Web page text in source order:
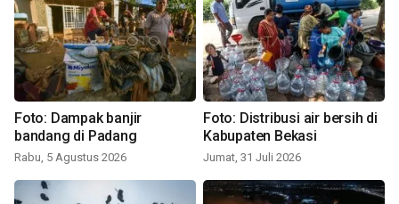
Foto: Dampak banjir
bandang di Padang
Rabu, 5 Agustus 2026
Foto: Distribusi air bersih di
Kabupaten Bekasi
Jumat, 31 Juli 2026